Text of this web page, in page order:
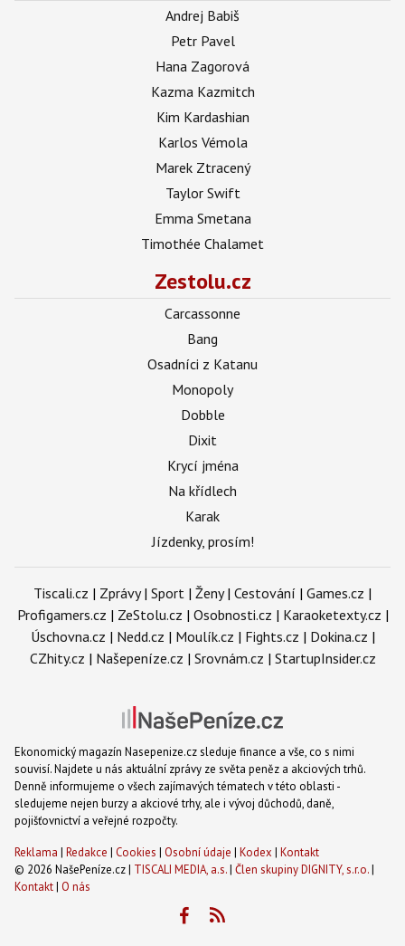
Andrej Babiš
Petr Pavel
Hana Zagorová
Kazma Kazmitch
Kim Kardashian
Karlos Vémola
Marek Ztracený
Taylor Swift
Emma Smetana
Timothée Chalamet
Zestolu.cz
Carcassonne
Bang
Osadníci z Katanu
Monopoly
Dobble
Dixit
Krycí jména
Na křídlech
Karak
Jízdenky, prosím!
Tiscali.cz | Zprávy| Sport | Ženy| Cestování | Games.cz |
Profigamers.cz | ZeStolu.cz | Osobnosti.cz | Karaoketexty.cz |
Úschovna.cz | Nedd.cz | Moulík.cz | Fights.cz | Dokina.cz |
CZhity.cz | Našepeníze.cz | Srovnám.cz | StartupInsider.cz
Ekonomický magazín Nasepenize.cz sleduje finance a vše, co s nimi
souvisí. Najdete u nás aktuální zprávy ze světa peněz a akciových trhů.
Denně informujeme o všech zajímavých tématech v této oblasti -
sledujeme nejen burzy a akciové trhy, ale i vývoj důchodů, daně,
pojišťovnictví a veřejné rozpočty.
Reklama | Redakce | Cookies | Osobní údaje | Kodex | Kontakt
© 2026 NašePeníze.cz | TISCALI MEDIA, a.s.| Člen skupiny DIGNITY, s.r.o.|
Kontakt| O nás